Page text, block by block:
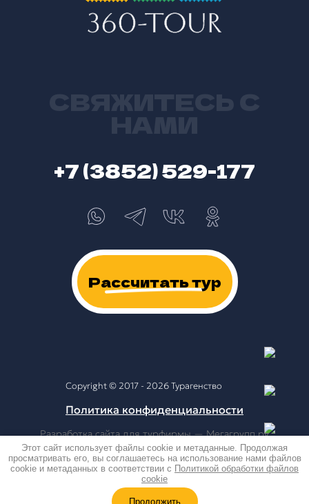
+7 (3852) 529-177
Рассчитать тур
Copyright © 2017 - 2026 Турагенство
Политика конфиденциальности
Этот сайт использует файлы cookie и метаданные. Продолжая
просматривать его, вы соглашаетесь на использование нами файлов
cookie и метаданных в соответствии с Политикой обработки файлов
cookie
Продолжить
Разработка сайта для турфирмы— Мегагрупп.ру